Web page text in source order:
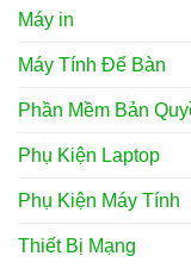
Máy in
Máy Tính Để Bàn
Phần Mềm Bản
Phụ Kiện Laptop
Phụ Kiện Máy Tính
Thiết Bị Mạng